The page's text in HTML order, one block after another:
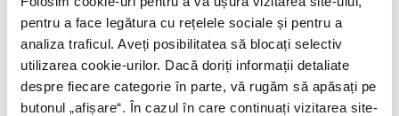
pentru a face legătura cu rețelele sociale și pentru a
analiza traficul. Aveți posibilitatea să blocați selectiv
utilizarea cookie-urilor. Dacă doriți informații detaliate
despre fiecare categorie în parte, vă rugăm să apăsați pe
butonul „ afișare“. În cazul în care continuați vizitarea site-